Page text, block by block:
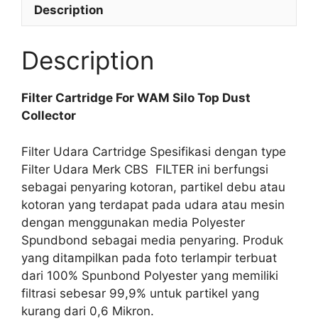
Description
Description
Filter Cartridge For WAM Silo Top Dust
Collector
Filter Udara Cartridge Spesifikasi dengan type
Filter Udara Merk CBS FILTER ini berfungsi
sebagai penyaring kotoran, partikel debu atau
kotoran yang terdapat pada udara atau mesin
dengan menggunakan media Polyester
Spundbond sebagai media penyaring. Produk
yang ditampilkan pada foto terlampir terbuat
dari 100% Spunbond Polyester yang memiliki
filtrasi sebesar 99,9% untuk partikel yang
kurang dari 0,6 Mikron.